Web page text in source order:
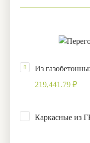
Из
219,441.79 ₽
Каркасные из